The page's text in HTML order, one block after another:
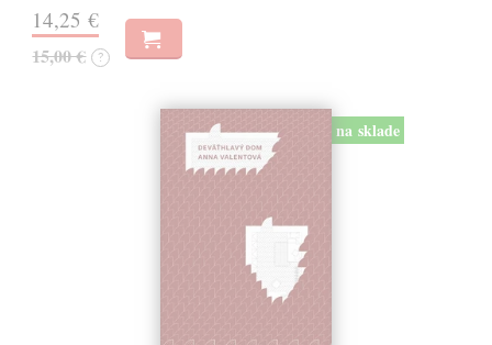
14,25 €
15,00 € ?
na sklade